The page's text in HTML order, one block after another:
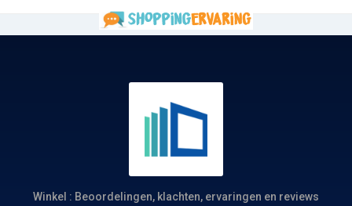
Winkel : Beoordelingen, klachten, ervaringen en reviews